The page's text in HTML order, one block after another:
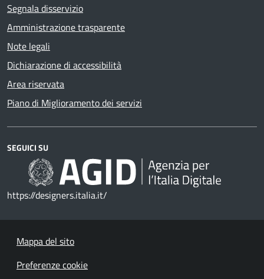
Segnala disservizio
Amministrazione trasparente
Note legali
Dichiarazione di accessibilità
Area riservata
Piano di Miglioramento dei servizi
SEGUICI SU
https://designers.italia.it/
Mappa del sito
Preferenze cookie